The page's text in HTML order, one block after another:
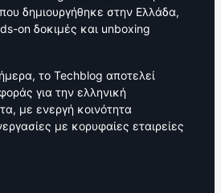
δημιουργήθηκε στην Ελλάδα,
on δοκιμές και unboxing
το Techblog αποτελεί
για την ελληνική
με ενεργή κοινότητα
με κορυφαίες εταιρείες